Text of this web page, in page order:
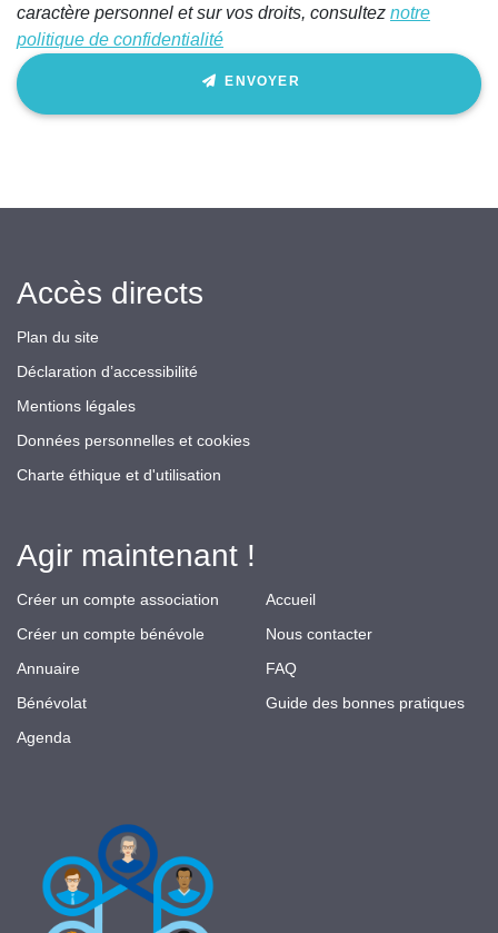
caractère personnel et sur vos droits, consultez notre
politique de confidentialité
ENVOYER
Accès directs
Plan du site
Déclaration d’accessibilité
Mentions légales
Données personnelles et cookies
Charte éthique et d'utilisation
Agir maintenant !
Créer un compte association
Créer un compte bénévole
Annuaire
Bénévolat
Agenda
Accueil
Nous contacter
FAQ
Guide des bonnes pratiques